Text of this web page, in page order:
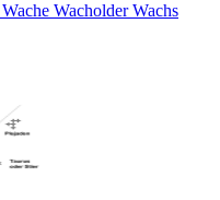
Wacholder Wachs